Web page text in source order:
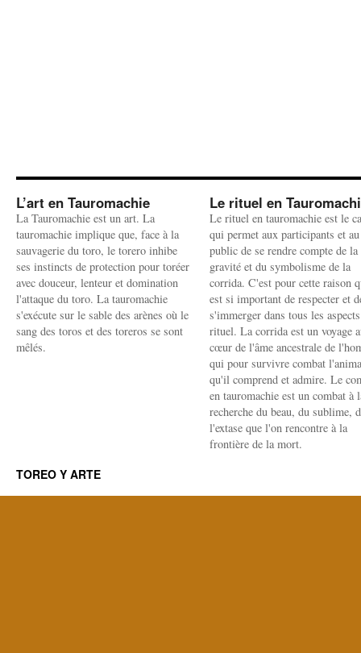
L’art en Tauromachie
La Tauromachie est un art. La
tauromachie implique que, face à la
sauvagerie du toro, le torero inhibe
ses instincts de protection pour toréer
avec douceur, lenteur et domination
l'attaque du toro. La tauromachie
s'exécute sur le sable des arènes où le
sang des toros et des toreros se sont
mêlés.
Le rituel en
Le rituel en tauromachie est le
qui permet aux participants et au
public de se rendre compte de la
gravité et du symbolisme de la
corrida. C'est pour cette raison
est si important de respecter et
s'immerger dans tous les
rituel. La corrida est un voyage
cœur de l'âme ancestrale de
qui pour survivre combat
qu'il comprend et admire. Le
en tauromachie est un combat à
recherche du beau, du sublime,
l'extase que l'on rencontre à la
frontière de la mort.
TOREO Y ARTE